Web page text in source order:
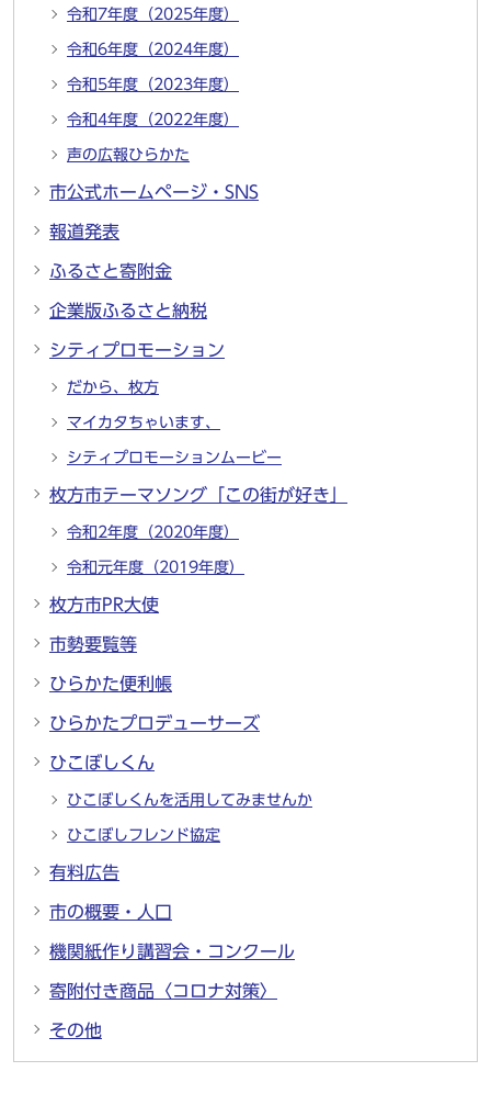
令和7年度（2025年度）
令和6年度（2024年度）
令和5年度（2023年度）
令和4年度（2022年度）
声の広報ひらかた
市公式ホームページ・SNS
報道発表
ふるさと寄附金
企業版ふるさと納税
シティプロモーション
だから、枚方
マイカタちゃいます、
シティプロモーションムービー
枚方市テーマソング「この街が好き」
令和2年度（2020年度）
令和元年度（2019年度）
枚方市PR大使
市勢要覧等
ひらかた便利帳
ひらかたプロデューサーズ
ひこぼしくん
ひこぼしくんを活用してみませんか
ひこぼしフレンド協定
有料広告
市の概要・人口
機関紙作り講習会・コンクール
寄附付き商品〈コロナ対策〉
その他